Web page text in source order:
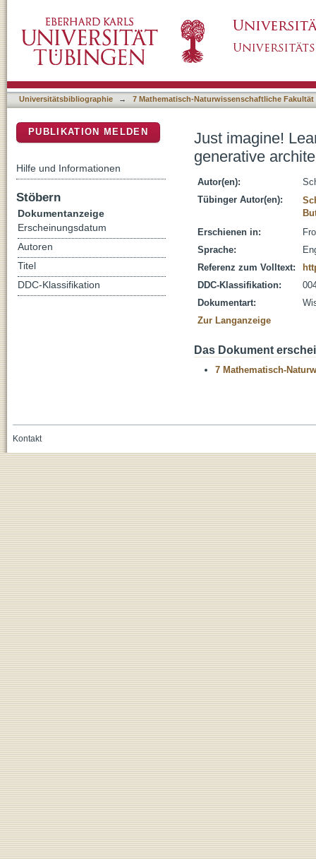
Universitätsbibliographie → 7 Mathematisch-Naturwissenschaftliche Fakultät
Just imagine!
generative
Autor(en):
Tübinger Autor(en):
Erschienen in:
Sprache:
Referenz zum Volltext:
DDC-Klassifikation:
Dokumentart:
Zur Langanzeige
Das Dokument
7 Mathematisch-
PUBLIKATION MELDEN
Hilfe und Informationen
Stöbern
Dokumentanzeige
Erscheinungsdatum
Autoren
Titel
DDC-Klassifikation
Kontakt